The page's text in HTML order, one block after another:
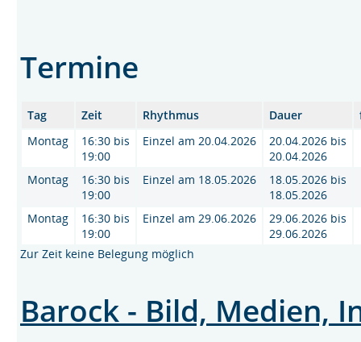
Termine
Tag Zeit Rhythmus Dauer
Montag
16:30 bis
19:00
Einzel am 20.04.2026
20.04.2026 bis
20.04.2026
Montag
16:30 bis
19:00
Einzel am 18.05.2026
18.05.2026 bis
18.05.2026
Montag
16:30 bis
19:00
Einzel am 29.06.2026
29.06.2026 bis
29.06.2026
Zur Zeit keine Belegung möglich
Barock - Bild, Medien,